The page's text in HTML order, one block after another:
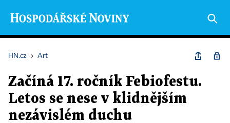
HN.cz › Art
Začíná 17. ročník Febiofestu.
Letos se nese v klidnějším
nezávislém duchu